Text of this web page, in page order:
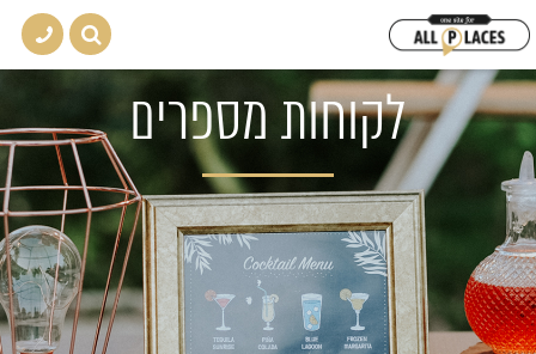
לקוחות מספרים